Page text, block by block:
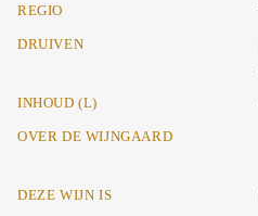
REGIO
DRUIVEN
INHOUD (L)
OVER DE WIJNGAARD
DEZE WIJN IS